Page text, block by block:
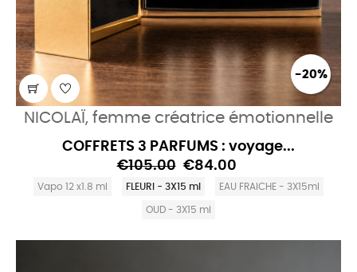
-20%
NICOLAÏ, femme créatrice émotionnelle
COFFRETS 3 PARFUMS : voyage...
€105.00 €84.00
Vapo 12 x1.8 ml FLEURI - 3X15 ml EAU FRAICHE - 3X15ml
OUD - 3X15 ml